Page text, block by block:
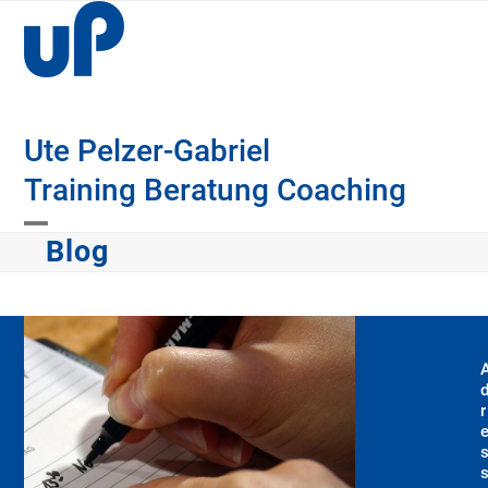
content
Ute Pelzer-Gabriel
Training Beratung Coaching
Open
mobile
Close
mobile
Blog
d
r
e
s
s